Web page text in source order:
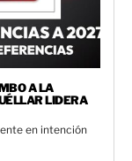
A LA
LIDERA
en intención